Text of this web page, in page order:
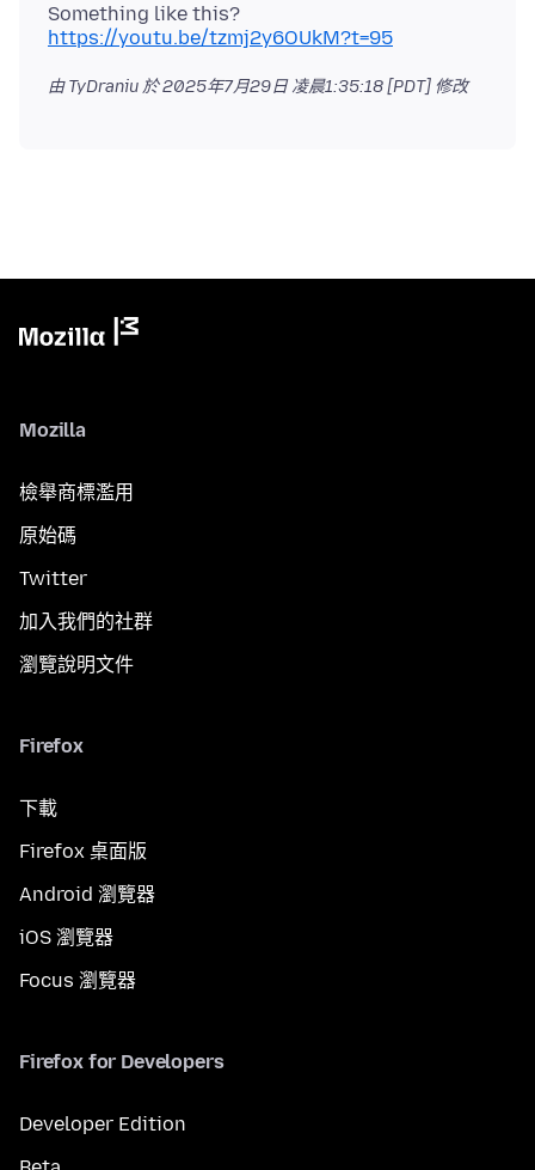
Something like this?
https://youtu.be/tzmj2y6OUkM?t=95
由 TyDraniu 於2025年7月29日 凌晨1:35:18 [PDT] 修改
Mozilla
檢舉商標濫用
原始碼
Twitter
加入我們的社群
瀏覽說明文件
Firefox
下載
Firefox 桌面版
Android 瀏覽器
iOS 瀏覽器
Focus 瀏覽器
Firefox for Developers
Developer Edition